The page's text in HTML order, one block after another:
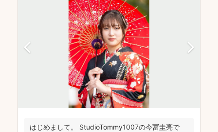
はじめまして。 StudioTommy1007の今冨圭亮で